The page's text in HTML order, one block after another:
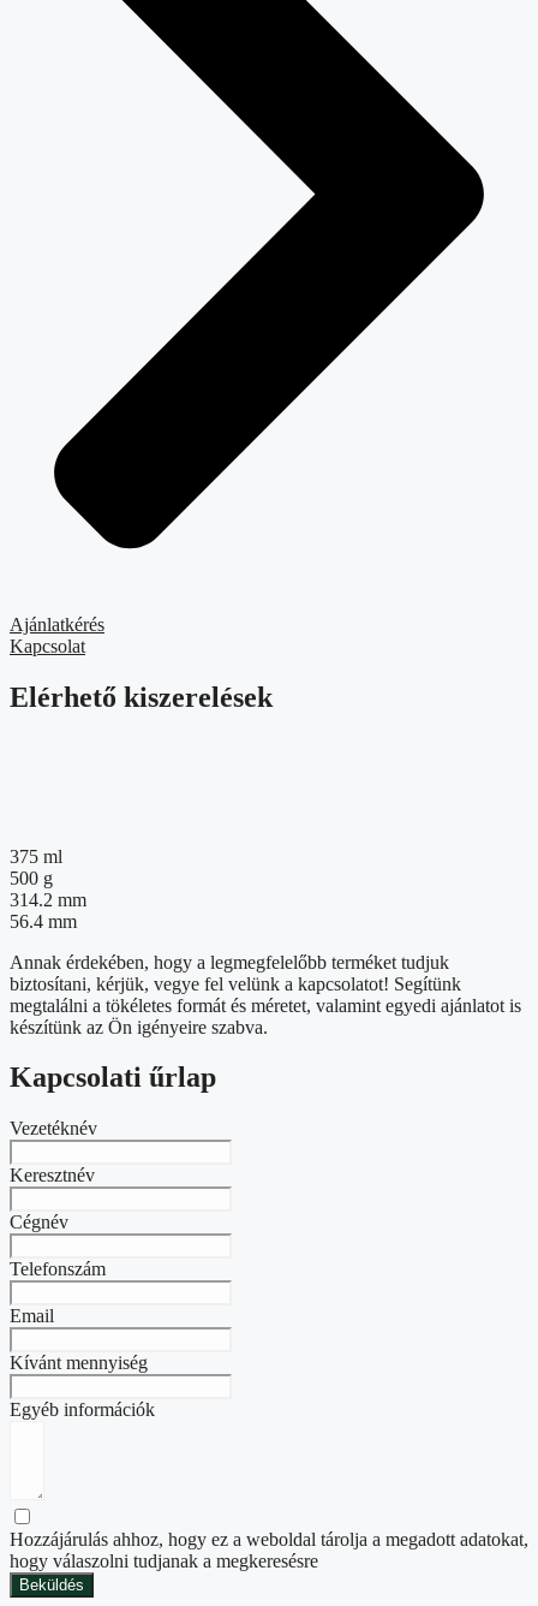
Ajánlatkérés
Kapcsolat
Elérhető kiszerelések
375 ml
500 g
314.2 mm
56.4 mm
Annak érdekében, hogy a legmegfelelőbb terméket tudjuk
biztosítani, kérjük, vegye fel velünk a kapcsolatot! Segítünk
megtalálni a tökéletes formát és méretet, valamint egyedi ajánlatot is
készítünk az Ön igényeire szabva.
Kapcsolati űrlap
Vezetéknév
Keresztnév
Cégnév
Telefonszám
Email
Kívánt mennyiség
Egyéb információk
Hozzájárulás ahhoz, hogy ez a weboldal tárolja a megadott adatokat,
hogy válaszolni tudjanak a megkeresésre
Beküldés